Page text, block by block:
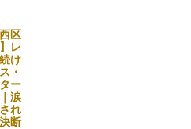
区
レ
け
・
ー
涙
れ
断